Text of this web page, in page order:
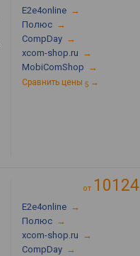
E2e4online →
Полюс →
CompDay →
xcom-shop.ru →
MobiComShop →
Сравнить цены 5 →
от 10124
E2e4online →
Полюс →
xcom-shop.ru →
CompDay →